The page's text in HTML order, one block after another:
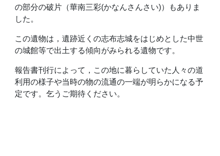
の部分の破片（華南三彩(かなんさんさい)）もありま
した。
この遺物は，遺跡近くの志布志城をはじめとした中世
の城館等で出土する傾向がみられる遺物です。
報告書刊行によって，この地に暮らしていた人々の道
利用の様子や当時の物の流通の一端が明らかになる予
定です。乞うご期待ください。